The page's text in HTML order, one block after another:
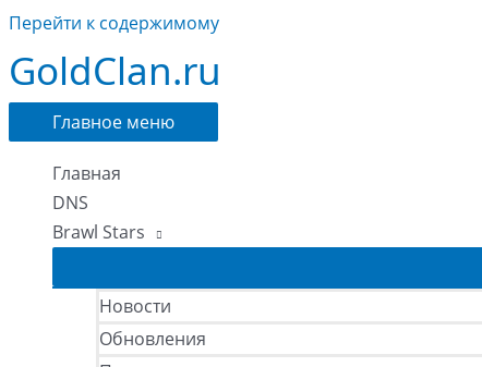
Перейти к содержимому
GoldClan.ru
Главное меню
Главная
DNS
Brawl Stars
Новости
Обновления